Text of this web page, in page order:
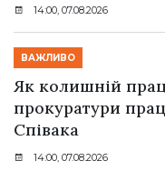
14:00, 07.08.2026
ВАЖЛИВО
Як колишній
прокуратури
Співака
14:00, 07.08.2026